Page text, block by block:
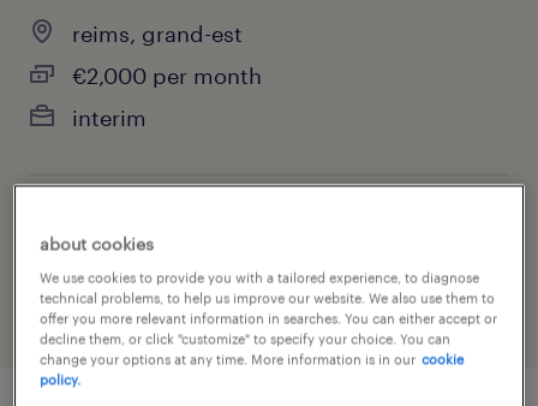
reims, grand-est
€2,000 per month
interim
job category
information technology
about cookies
We use cookies to provide you with a tailored experience, to diagnose
technical problems, to help us improve our website. We also use them to
offer you more relevant information in searches. You can either accept or
decline them, or click "customize" to specify your choice. You can
change your options at any time. More information is in our cookie
policy.